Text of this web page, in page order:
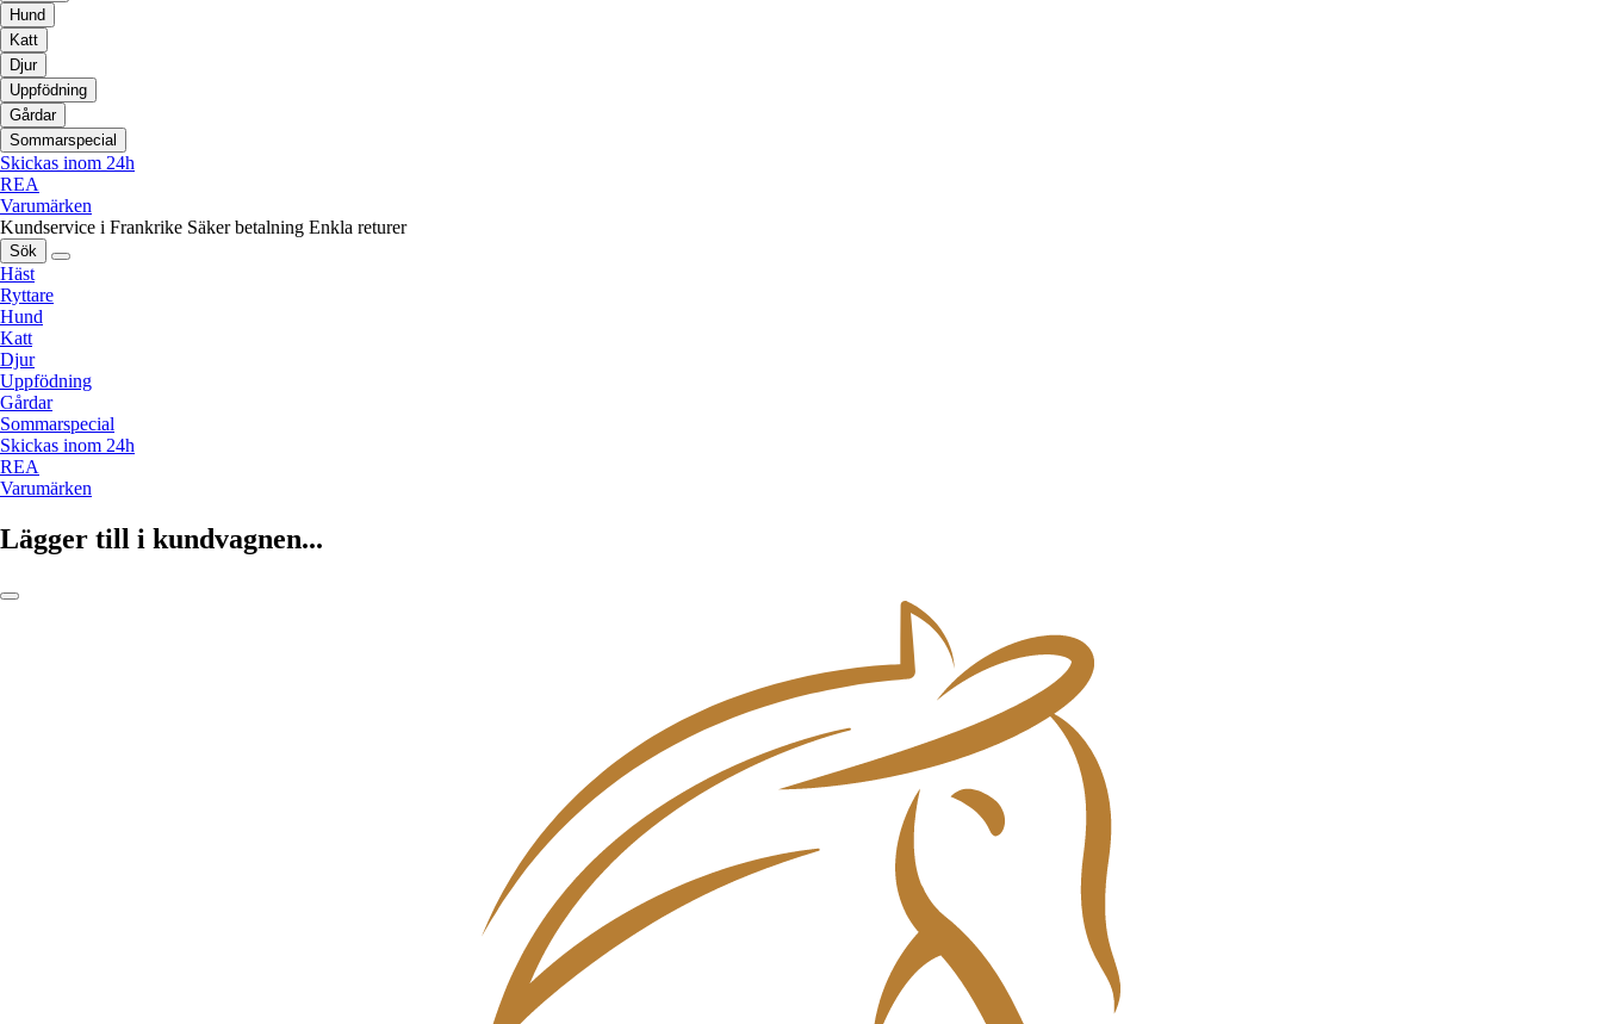
Hund
Katt
Djur
Uppfödning
Gårdar
Sommarspecial
Skickas inom 24h
REA
Varumärken
Kundservice i Frankrike Säker betalning Enkla returer
Sök
Häst
Ryttare
Hund
Katt
Djur
Uppfödning
Gårdar
Sommarspecial
Skickas inom 24h
REA
Varumärken
Lägger till i kundvagnen...